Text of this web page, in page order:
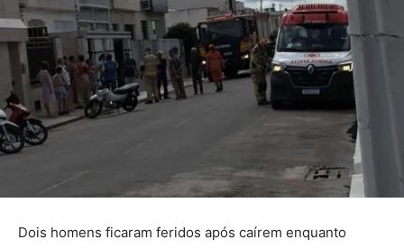
Dois homens ficaram feridos após caírem enquanto